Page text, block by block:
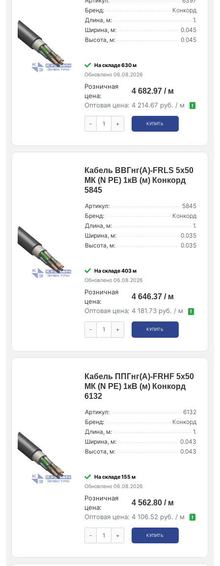
Бренд:
Конкорд
Длина, м:
1.
Ширина, м:
0.045
Высота, м:
0.045
На складе 630 м
Обновлено 06.08.2026
Розничная
цена:
4 682.97 / м
Оптовая цена: 4 214.67 руб. / м !
- + КУПИТЬ
Кабель ВВГнг(А)-FRLS 5х50
МК (N PE) 1кВ (м) Конкорд
5845
Артикул:
5845
Бренд:
Конкорд
Длина, м:
1.
Ширина, м:
0.035
Высота, м:
0.035
На складе 403 м
Обновлено 06.08.2026
Розничная
цена:
4 646.37 / м
Оптовая цена: 4 181.73 руб. / м !
- + КУПИТЬ
Кабель ППГнг(А)-FRHF 5х50
МК (N PE) 1кВ (м) Конкорд
6132
Артикул:
6132
Бренд:
Конкорд
Длина, м:
1.
Ширина, м:
0.043
Высота, м:
0.043
На складе 155 м
Обновлено 06.08.2026
Розничная
цена:
4 562.80 / м
Оптовая цена: 4 106.52 руб. / м !
- + КУПИТЬ